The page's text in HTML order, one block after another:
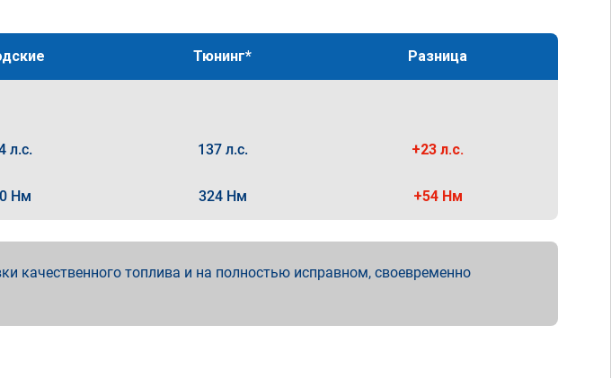
Тюнинг* Разница
л.с. 137 л.с. +23 л.с.
Нм 324 Нм +54 Нм
качественного топлива и на полностью исправном, своевременно